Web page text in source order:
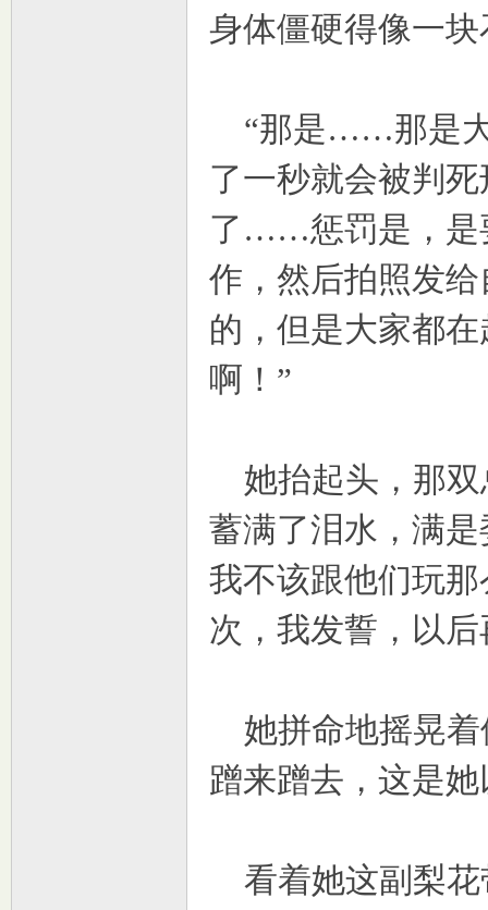
身体僵硬得像一
“那是……那是大
了一秒就会被判
了……惩罚是，是
作，然后拍照发
的，但是大家都
啊！”
她抬起头，那双
蓄满了泪水，满
我不该跟他们玩
次，我发誓，以
她拼命地摇晃着
蹭来蹭去，这是
看着她这副梨花